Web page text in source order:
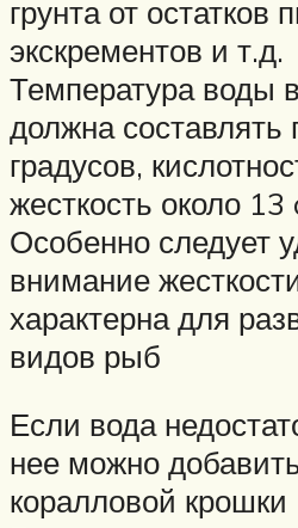
грунта от остатков
экскрементов и т.д.
Температура воды
должна
градусов,
жесткость около 13
Особенно следует
внимание
характерна для
видов рыб
Если вода
нее можно
коралловой крошки